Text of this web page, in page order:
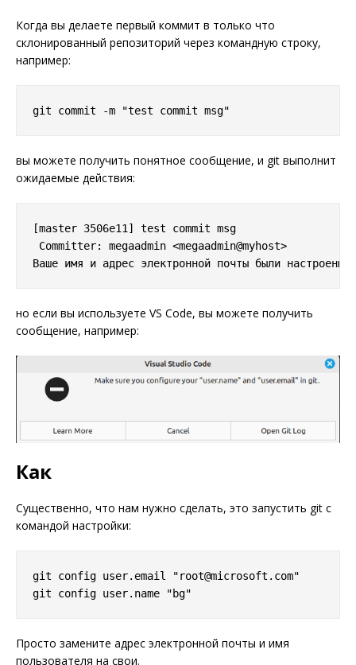
Когда вы делаете первый коммит в только что
склонированный репозиторий через командную строку,
например:
вы можете получить понятное сообщение, и git выполнит
ожидаемые действия:
[master 3506e11] test commit msg
Committer: megaadmin <megaadmin@myhost>
но если вы используете VS Code, вы можете получить
сообщение, например:
Как
Существенно, что нам нужно сделать, это запустить git с
командой настройки:
git config user.email "root@microsoft.com"
Просто замените адрес электронной почты и имя
пользователя на свои.